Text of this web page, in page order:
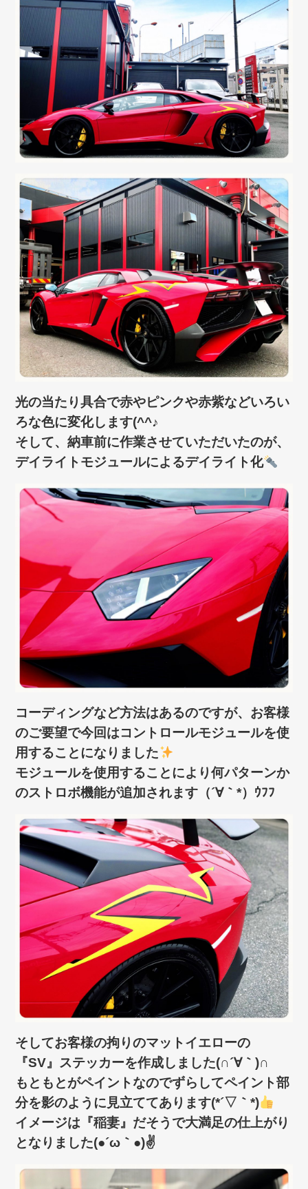
光の当たり具合で赤やピンクや赤紫などいろい
ろな色に変化します(^^♪
そして、納車前に作業させていただいたのが、
デイライトモジュールによるデイライト化
コーディングなど方法はあるのですが、お客様
のご要望で今回はコントロールモジュールを使
用することになりました
モジュールを使用することにより何パターンか
のストロボ機能が追加されます（´∀｀*）ｳﾌﾌ
そしてお客様の拘りのマットイエローの
『SV』ステッカーを作成しました(∩´∀｀)∩
もともとがペイントなのでずらしてペイント部
分を影のように見立ててあります(*´▽｀*)
イメージは『稲妻』だそうで大満足の仕上がり
となりました(●´ω｀●)✌